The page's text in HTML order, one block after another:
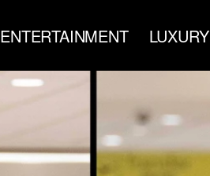
ENTERTAINMENT LUXURY